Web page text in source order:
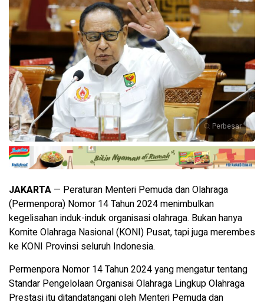
Perbesar
JAKARTA — Peraturan Menteri Pemuda dan Olahraga
(Permenpora) Nomor 14 Tahun 2024 menimbulkan
kegelisahan induk-induk organisasi olahraga. Bukan hanya
Komite Olahraga Nasional (KONI) Pusat, tapi juga merembes
ke KONI Provinsi seluruh Indonesia.
Permenpora Nomor 14 Tahun 2024 yang mengatur tentang
Standar Pengelolaan Organisai Olahraga Lingkup Olahraga
Prestasi itu ditandatangani oleh Menteri Pemuda dan